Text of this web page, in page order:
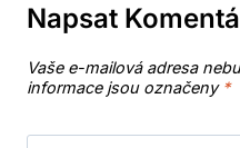
Napsat
Vaše e-mailová adresa
informace jsou označeny *